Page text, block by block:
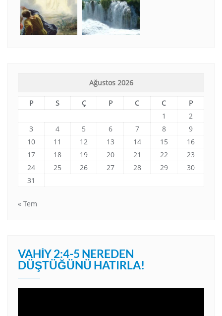
Ağustos 2026
P S Ç P C C
P
1
2
3
4 5 6 7 8
9
10
11 12 13 14 15
16
17
18 19 20 21 22
23
24
25 26 27 28 29
30
31
« Tem
VAHIY 2:4-5 NEREDEN
DÜŞTÜĞÜNÜ HATIRLA!